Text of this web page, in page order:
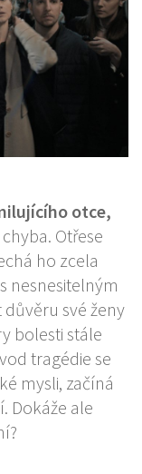
otce,
Otřese
ho zcela
nesnesitelným
své ženy
bolesti stále
tragédie se
mysli, začíná
Dokáže ale